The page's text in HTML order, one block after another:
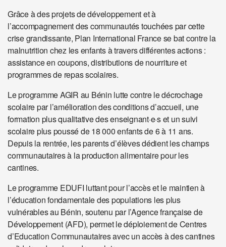
Grâce à des projets de développement et à
l’accompagnement des communautés touchées par cette
crise grandissante, Plan International France se bat contre la
malnutrition chez les enfants à travers différentes actions :
assistance en coupons, distributions de nourriture et
programmes de repas scolaires.
Le programme AGIR au Bénin lutte contre le décrochage
scolaire par l’amélioration des conditions d’accueil, une
formation plus qualitative des enseignant·e·s et un suivi
scolaire plus poussé de 18 000 enfants de 6 à 11 ans.
Depuis la rentrée, les parents d’élèves dédient les champs
communautaires à la production alimentaire pour les
cantines.
Le programme EDUFI luttant pour l’accès et le maintien à
l’éducation fondamentale des populations les plus
vulnérables au Bénin, soutenu par l’Agence française de
Développement (AFD), permet le déploiement de Centres
d’Education Communautaires avec un accès à des cantines